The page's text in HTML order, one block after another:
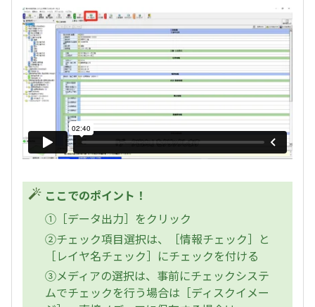
ここでのポイント！
①［データ出力］をクリック
②チェック項目選択は、［情報チェック］と
［レイヤ名チェック］にチェックを付ける
③メディアの選択は、事前にチェックシステ
ムでチェックを行う場合は［ディスクイメー